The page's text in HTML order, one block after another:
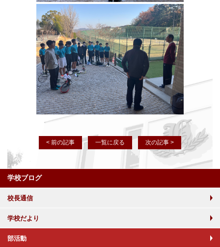
< 前の記事 一覧に戻る 次の記事 >
学校ブログ
校長通信
学校だより
部活動